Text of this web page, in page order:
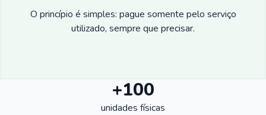
O princípio é simples: pague somente pelo serviço
utilizado, sempre que precisar.
+100
unidades físicas